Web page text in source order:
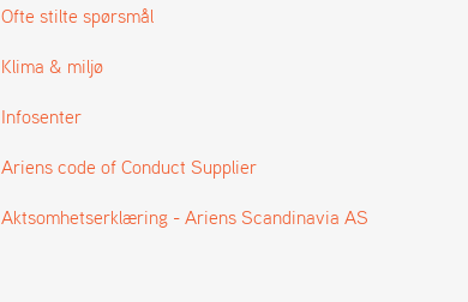
Ofte stilte spørsmål
Klima & miljø
Infosenter
Ariens code of Conduct Supplier
Aktsomhetserklæring - Ariens Scandinavia AS